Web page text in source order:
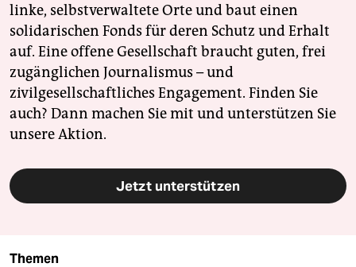
linke, selbstverwaltete Orte und baut einen
solidarischen Fonds für deren Schutz und Erhalt
auf. Eine offene Gesellschaft braucht guten, frei
zugänglichen Journalismus – und
zivilgesellschaftliches Engagement. Finden Sie
auch? Dann machen Sie mit und unterstützen Sie
unsere Aktion.
Jetzt unterstützen
Themen